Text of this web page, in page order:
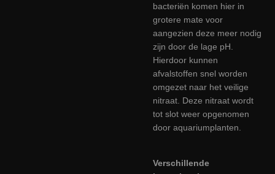
bacteriën komen hier in
grotere mate voor
aangezien deze meer nodig
zijn door de lage pH.
Hierdoor kunnen
afvalstoffen snel worden
omgezet naar het veilige
nitraat. Deze nitraat wordt
tot slot weer opgenomen
door aquariumplanten.
Verschillende